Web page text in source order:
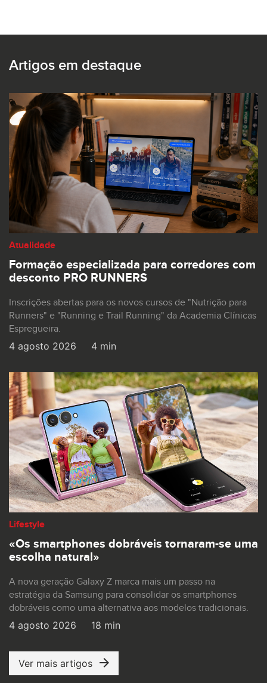
Artigos em destaque
Atualidade
Formação especializada para corredores com
desconto PRO RUNNERS
Inscrições abertas para os novos cursos de "Nutrição para
Runners" e "Running e Trail Running" da Academia Clínicas
Espregueira.
4 agosto 2026 4 min
Lifestyle
«Os smartphones dobráveis tornaram-se uma
escolha natural»
A nova geração Galaxy Z marca mais um passo na
estratégia da Samsung para consolidar os smartphones
dobráveis como uma alternativa aos modelos tradicionais.
4 agosto 2026 18 min
Ver mais artigos